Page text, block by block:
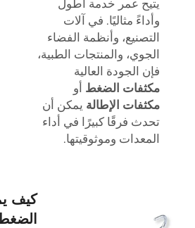
يتيح عمر خدمة أطول
وأداءً مثاليًا. في آلات
التصنيع، وأنظمة الفضاء
الجوي، والمنتجات الطبية،
فإن الجودة العالية
مكثفات الضغط أو
مكثفات الإطالة يمكن أن
تحدث فرقًا كبيرًا في أداء
المعدات وموثوقيتها.
كيف